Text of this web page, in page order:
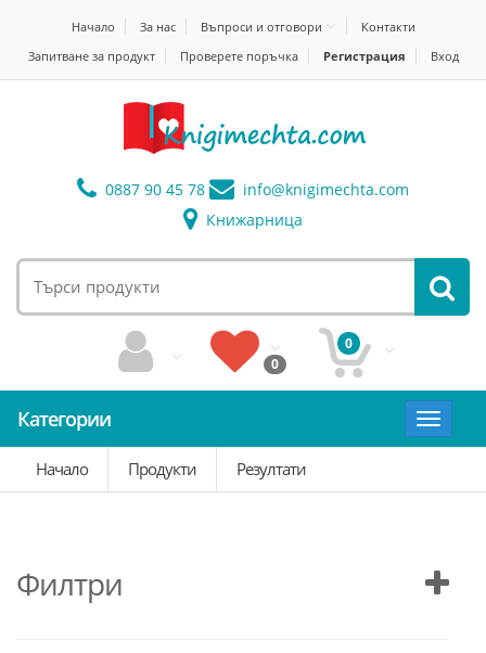
Начало За нас Въпроси и отговори
Контакти
Запитване за продукт
Проверете поръчка Регистрация Вход
0887 90 45 78 info@knigimechta.com
Книжарница
0
0
Категории
Toggle
Начало
Продукти Резултати
Филтри